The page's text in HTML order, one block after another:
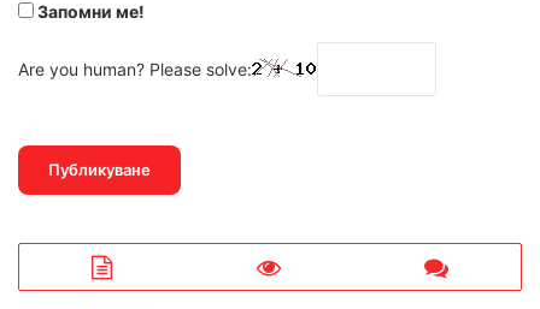
Запомни ме!
Are you human? Please solve: